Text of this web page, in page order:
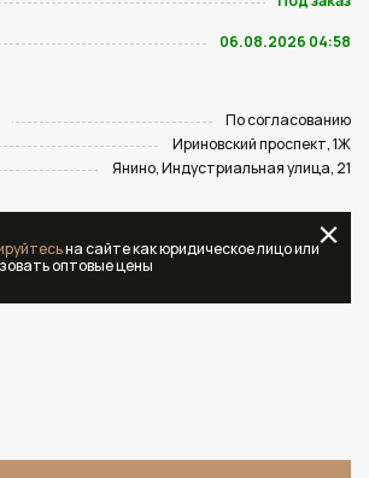
06.08.2026 04:58
По согласованию
Ириновский проспект, 1Ж
Янино, Индустриальная улица, 21
на сайте как юридическое лицо или
оптовые цены